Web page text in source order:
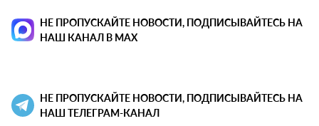
НЕ ПРОПУСКАЙТЕ НОВОСТИ, ПОДПИСЫВАЙТЕСЬ НА
НАШ КАНАЛ В MAX
НЕ ПРОПУСКАЙТЕ НОВОСТИ, ПОДПИСЫВАЙТЕСЬ НА
НАШ ТЕЛЕГРАМ-КАНАЛ